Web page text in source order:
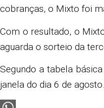
cobranças, o Mixto foi
Com o resultado, o
aguarda o sorteio da
Segundo a tabela
janela do dia 6 de